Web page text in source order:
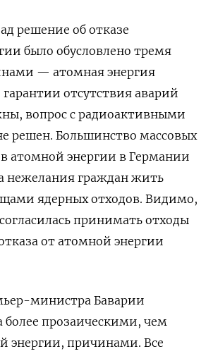
решение об отказе
было обусловлено тремя
— атомная энергия
отсутствия аварий
вопрос с радиоактивными
решен. Большинство массовых
атомной энергии в Германии
нежелания граждан жить
ядерных отходов. Видимо,
принимать отходы
от атомной энергии
министра Баварии
более прозаическими, чем
энергии, причинами. Все